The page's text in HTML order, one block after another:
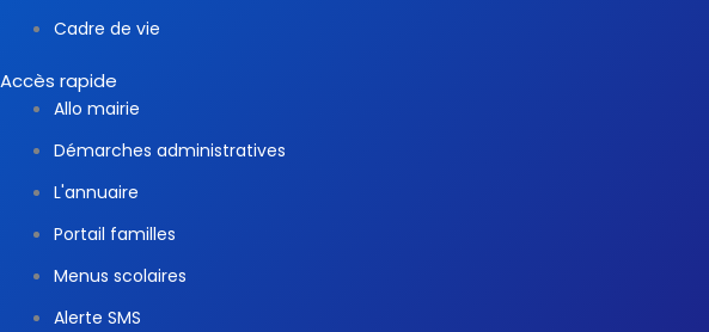
Cadre de vie
Accès rapide
Allo mairie
Démarches administratives
L'annuaire
Portail familles
Menus scolaires
Alerte SMS